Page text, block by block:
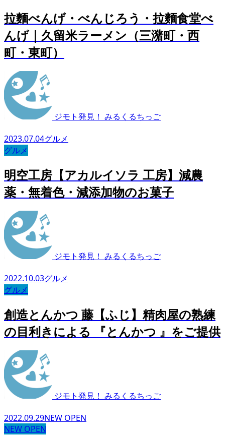
拉麵べんげ・べんじろう・拉麵食堂べ
んげ｜久留米ラーメン（三潴町・西
町・東町）
ジモト発見！ みるくるちっご
2023.07.04グルメ
グルメ
明空工房【アカルイソラ 工房】減農
薬・無着色・減添加物のお菓子
ジモト発見！ みるくるちっご
2022.10.03グルメ
グルメ
創造とんかつ 藤【ふじ】精肉屋の熟練
の目利きによる 『とんかつ 』をご提供
ジモト発見！ みるくるちっご
2022.09.29NEW OPEN
NEW OPEN